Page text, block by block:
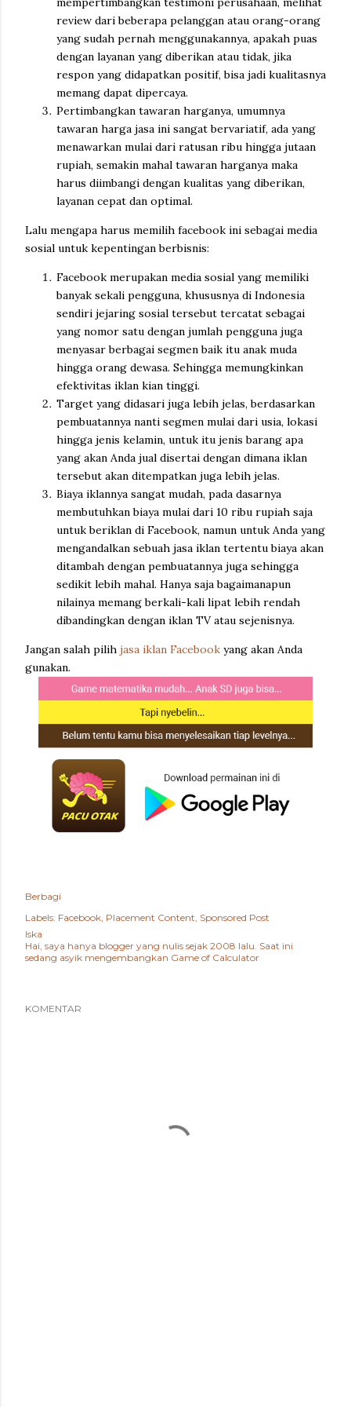
review dari beberapa pelanggan atau orang-orang
yang sudah pernah menggunakannya, apakah puas
dengan layanan yang diberikan atau tidak, jika
respon yang didapatkan positif, bisa jadi kualitasnya
memang dapat dipercaya.
Pertimbangkan tawaran harganya, umumnya
tawaran harga jasa ini sangat bervariatif, ada yang
menawarkan mulai dari ratusan ribu hingga jutaan
rupiah, semakin mahal tawaran harganya maka
harus diimbangi dengan kualitas yang diberikan,
layanan cepat dan optimal.
Lalu mengapa harus memilih facebook ini sebagai media
sosial untuk kepentingan berbisnis:
Facebook merupakan media sosial yang memiliki
banyak sekali pengguna, khususnya di Indonesia
sendiri jejaring sosial tersebut tercatat sebagai
yang nomor satu dengan jumlah pengguna juga
menyasar berbagai segmen baik itu anak muda
hingga orang dewasa. Sehingga memungkinkan
efektivitas iklan kian tinggi.
Target yang didasari juga lebih jelas, berdasarkan
pembuatannya nanti segmen mulai dari usia, lokasi
hingga jenis kelamin, untuk itu jenis barang apa
yang akan Anda jual disertai dengan dimana iklan
tersebut akan ditempatkan juga lebih jelas.
Biaya iklannya sangat mudah, pada dasarnya
membutuhkan biaya mulai dari 10 ribu rupiah saja
untuk beriklan di Facebook, namun untuk Anda yang
mengandalkan sebuah jasa iklan tertentu biaya akan
ditambah dengan pembuatannya juga sehingga
sedikit lebih mahal. Hanya saja bagaimanapun
nilainya memang berkali-kali lipat lebih rendah
dibandingkan dengan iklan TV atau sejenisnya.
Jangan salah pilih jasa iklan Facebook yang akan Anda
gunakan.
Berbagi
Labels: Facebook Placement Content Sponsored Post
Iska
Hai, saya hanya blogger yang nulis sejak 2008 lalu. Saat ini
sedang asyik mengembangkan Game of Calculator
KOMENTAR